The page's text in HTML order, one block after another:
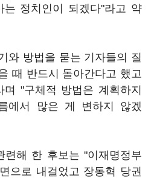
정치인이 되겠다"라고 약
와 방법을 묻는 기자들의 질
때 반드시 돌아간다고 했고
"구체적 방법은 계획하지
에서 많은 게 변하지 않겠
해 한 후보는 "이재명정부
으로 내걸었고 장동혁 당권